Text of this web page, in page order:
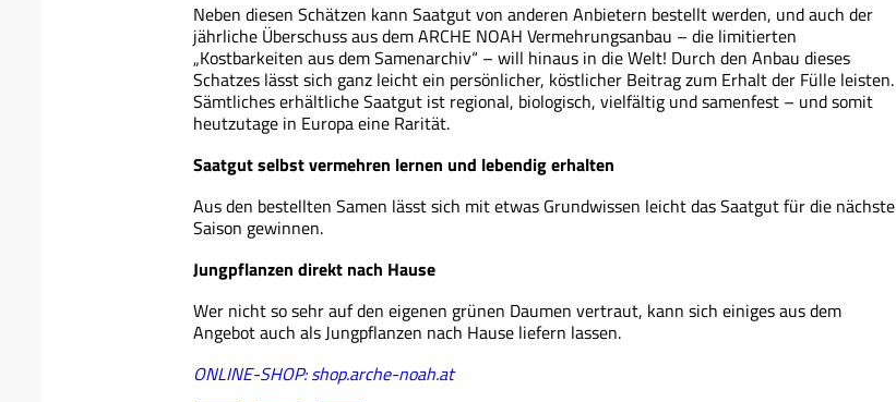
Neben diesen Schätzen kann Saatgut von anderen Anbietern bestellt werden, und auch der
jährliche Überschuss aus dem ARCHE NOAH Vermehrungsanbau – die limitierten
„Kostbarkeiten aus dem Samenarchiv“ – will hinaus in die Welt! Durch den Anbau dieses
Schatzes lässt sich ganz leicht ein persönlicher, köstlicher Beitrag zum Erhalt der Fülle leisten.
Sämtliches erhältliche Saatgut ist regional, biologisch, vielfältig und samenfest – und somit
heutzutage in Europa eine Rarität.
Saatgut selbst vermehren lernen und lebendig erhalten
Aus den bestellten Samen lässt sich mit etwas Grundwissen leicht das Saatgut für die nächste
Saison gewinnen.
Jungpflanzen direkt nach Hause
Wer nicht so sehr auf den eigenen grünen Daumen vertraut, kann sich einiges aus dem
Angebot auch als Jungpflanzen nach Hause liefern lassen.
ONLINE-SHOP: shop.arche-noah.at